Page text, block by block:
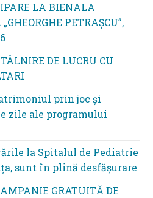
LA BIENALA
PETRAȘCU”,
DE LUCRU CU
prin joc și
zile ale programului
la Spitalul de Pediatrie
sunt în plină desfășurare
GRATUITĂ DE